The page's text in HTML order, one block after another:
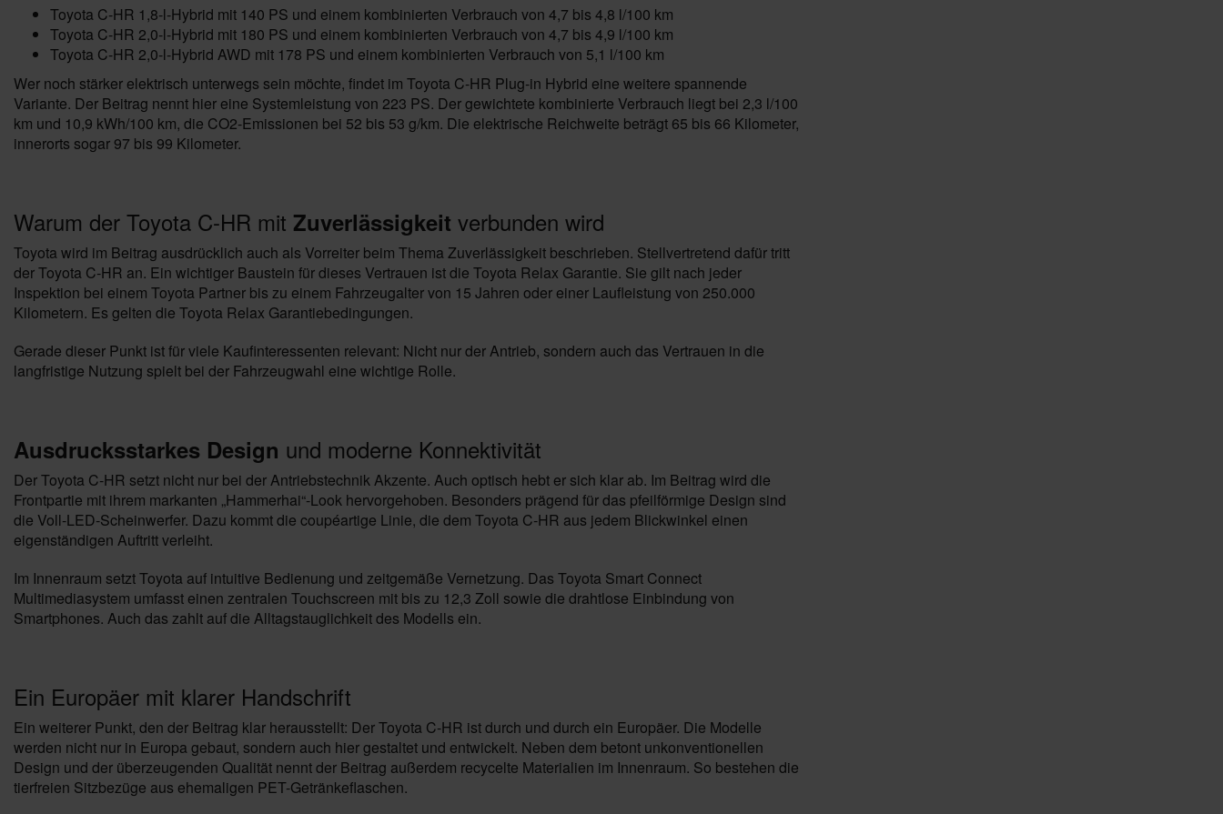
Toyota C-HR 1,8-l-Hybrid mit 140 PS und einem kombinierten Verbrauch von 4,7 bis 4,8 l/100 km
Toyota C-HR 2,0-l-Hybrid mit 180 PS und einem kombinierten Verbrauch von 4,7 bis 4,9 l/100 km
Toyota C-HR 2,0-l-Hybrid AWD mit 178 PS und einem kombinierten Verbrauch von 5,1 l/100 km
Wer noch stärker elektrisch unterwegs sein möchte, findet im Toyota C-HR Plug-in Hybrid eine weitere spannende
Variante. Der Beitrag nennt hier eine Systemleistung von 223 PS. Der gewichtete kombinierte Verbrauch liegt bei 2,3 l/100
km und 10,9 kWh/100 km, die CO2-Emissionen bei 52 bis 53 g/km. Die elektrische Reichweite beträgt 65 bis 66 Kilometer,
innerorts sogar 97 bis 99 Kilometer.
Warum der Toyota C-HR mit Zuverlässigkeit verbunden wird
Toyota wird im Beitrag ausdrücklich auch als Vorreiter beim Thema Zuverlässigkeit beschrieben. Stellvertretend dafür tritt
der Toyota C-HR an. Ein wichtiger Baustein für dieses Vertrauen ist die Toyota Relax Garantie. Sie gilt nach jeder
Inspektion bei einem Toyota Partner bis zu einem Fahrzeugalter von 15 Jahren oder einer Laufleistung von 250.000
Kilometern. Es gelten die Toyota Relax Garantiebedingungen.
Gerade dieser Punkt ist für viele Kaufinteressenten relevant: Nicht nur der Antrieb, sondern auch das Vertrauen in die
langfristige Nutzung spielt bei der Fahrzeugwahl eine wichtige Rolle.
Ausdrucksstarkes Design und moderne Konnektivität
Der Toyota C-HR setzt nicht nur bei der Antriebstechnik Akzente. Auch optisch hebt er sich klar ab. Im Beitrag wird die
Frontpartie mit ihrem markanten „Hammerhai“-Look hervorgehoben. Besonders prägend für das pfeilförmige Design sind
die Voll-LED-Scheinwerfer. Dazu kommt die coupéartige Linie, die dem Toyota C-HR aus jedem Blickwinkel einen
eigenständigen Auftritt verleiht.
Im Innenraum setzt Toyota auf intuitive Bedienung und zeitgemäße Vernetzung. Das Toyota Smart Connect
Multimediasystem umfasst einen zentralen Touchscreen mit bis zu 12,3 Zoll sowie die drahtlose Einbindung von
Smartphones. Auch das zahlt auf die Alltagstauglichkeit des Modells ein.
Ein Europäer mit klarer Handschrift
Ein weiterer Punkt, den der Beitrag klar herausstellt: Der Toyota C-HR ist durch und durch ein Europäer. Die Modelle
werden nicht nur in Europa gebaut, sondern auch hier gestaltet und entwickelt. Neben dem betont unkonventionellen
Design und der überzeugenden Qualität nennt der Beitrag außerdem recycelte Materialien im Innenraum. So bestehen die
tierfreien Sitzbezüge aus ehemaligen PET-Getränkeflaschen.